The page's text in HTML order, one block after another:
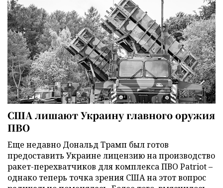
США лишают Украину главного оружия
ПВО
Еще недавно Дональд Трамп был готов
предоставить Украине лицензию на производство
ракет-перехватчиков для комплекса ПВО Patriot –
однако теперь точка зрения США на этот вопрос